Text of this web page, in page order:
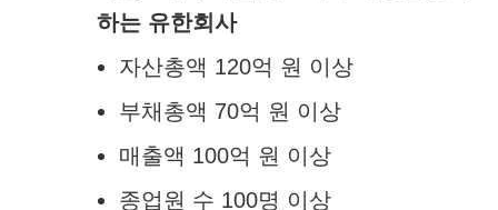
하는 유한회사
자산총액 120억 원 이상
부채총액 70억 원 이상
매출액 100억 원 이상
종업원 수 100명 이상